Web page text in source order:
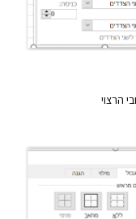
הרצוי